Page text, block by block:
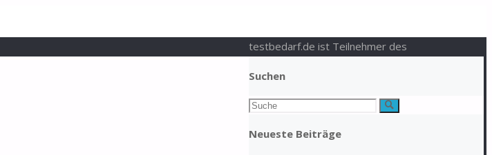
Suchen
Suchen
Suche
Neueste Beiträge
testbedarf.de ist Teilnehmer des